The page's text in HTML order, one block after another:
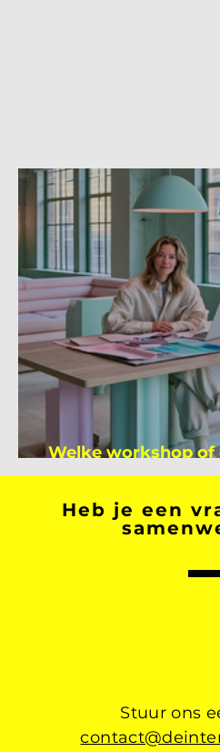
Welke workshop of
volgen na je
Heb je een
Stuur ons